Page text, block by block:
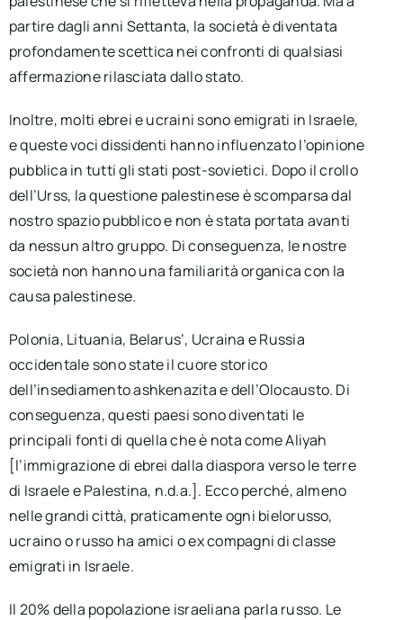
partire dagli anni Settanta, la società è diventata
profondamente scettica nei confronti di qualsiasi
affermazione rilasciata dallo stato.
Inoltre, molti ebrei e ucraini sono emigrati in Israele,
e queste voci dissidenti hanno influenzato l’opinione
pubblica in tutti gli stati post-sovietici. Dopo il crollo
dell’Urss, la questione palestinese è scomparsa dal
nostro spazio pubblico e non è stata portata avanti
da nessun altro gruppo. Di conseguenza, le nostre
società non hanno una familiarità organica con la
causa palestinese.
Polonia, Lituania, Belarus’, Ucraina e Russia
occidentale sono state il cuore storico
dell’insediamento ashkenazita e dell’Olocausto. Di
conseguenza, questi paesi sono diventati le
principali fonti di quella che è nota come Aliyah
[l’immigrazione di ebrei dalla diaspora verso le terre
di Israele e Palestina, n.d.a.]. Ecco perché, almeno
nelle grandi città, praticamente ogni bielorusso,
ucraino o russo ha amici o ex compagni di classe
emigrati in Israele.
Il 20% della popolazione israeliana parla russo. Le